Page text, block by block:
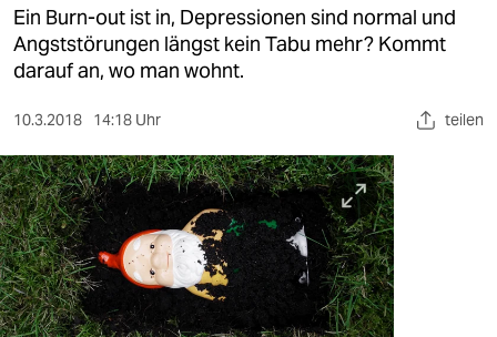
kultur
sport
berlin
nord
wahrheit
verlag
verlag
Ein Burn-out ist in, Depressionen sind normal und
Angststörungen längst kein Tabu mehr? Kommt
darauf an, wo man wohnt.
10.3.2018 14:18 Uhr teilen